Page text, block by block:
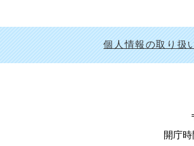
個人情報の取り扱
開庁